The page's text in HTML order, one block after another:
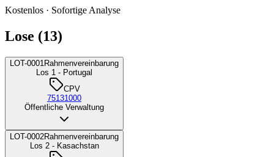
Kostenlos · Sofortige Analyse
Lose (13)
LOT-0001Rahmenvereinbarung
Los 1 - Portugal
CPV
75131000
Öffentliche Verwaltung
LOT-0002Rahmenvereinbarung
Los 2 - Kasachstan